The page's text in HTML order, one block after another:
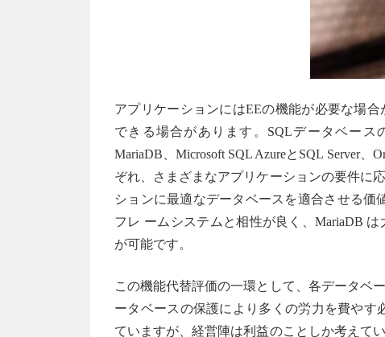
アプリケーションにはEEの機能が必要な場
できる場合があります。SQLデータベース
MariaDB、Microsoft SQL AzureとSQL Server、
ぞれ、さまざまなアプリケーションの要件に
ションに最適なデータベースを適合させる価
フレ ームシステムと相性が良く、MariaDB
が可能です。
この機能代替評価の一環として、各データベ
ータベースの保護により多くの労力を費やす
ていますが、経営陣は利益のことしか考えて